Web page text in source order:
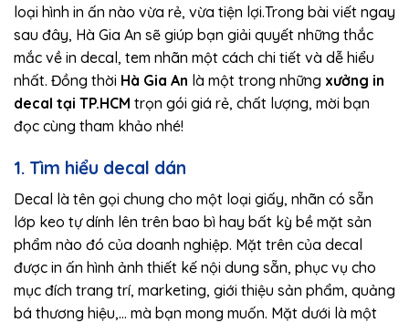
loại hình in ấn nào vừa rẻ, vừa tiện lợi.Trong bài viết ngay
sau đây, Hà Gia An sẽ giúp bạn giải quyết những thắc
mắc về in decal, tem nhãn một cách chi tiết và dễ hiểu
nhất. Đồng thời Hà Gia An là một trong những xưởng in
decal tại TP.HCM trọn gói giá rẻ, chất lượng, mời bạn
đọc cùng tham khảo nhé!
1. Tìm hiểu decal dán
Decal là tên gọi chung cho một loại giấy, nhãn có sẵn
lớp keo tự dính lên trên bao bì hay bất kỳ bề mặt sản
phẩm nào đó của doanh nghiệp. Mặt trên của decal
được in ấn hình ảnh thiết kế nội dung sẵn, phục vụ cho
mục đích trang trí, marketing, giới thiệu sản phẩm, quảng
bá thương hiệu,… mà bạn mong muốn. Mặt dưới là một